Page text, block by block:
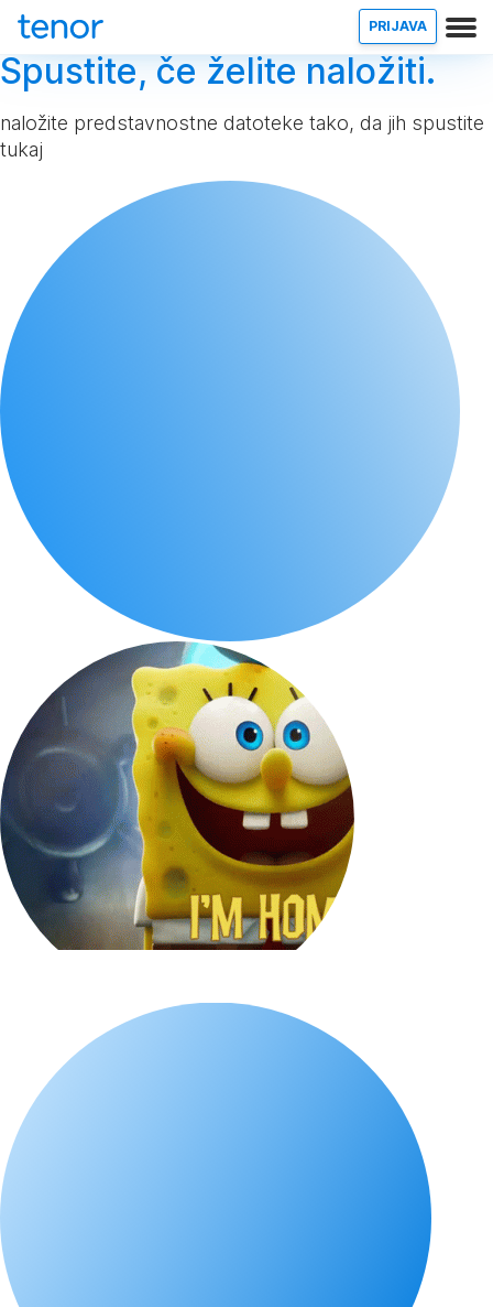
PRIJAVA
Spustite, če želite naložiti.
naložite predstavnostne datoteke tako, da jih spustite
tukaj